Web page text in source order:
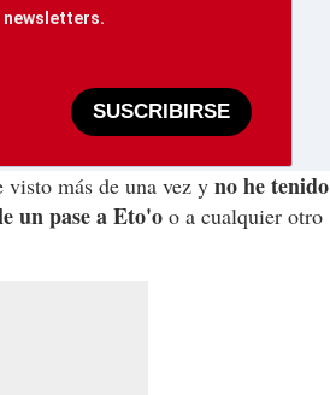
newsletters.
SUSCRIBIRSE
más de una vez y no he tenido
un pase a Eto'o o a cualquier otro